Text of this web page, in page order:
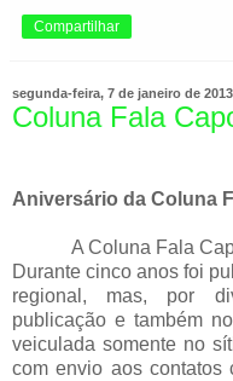
Compartilhar
segunda-feira, 7 de janeiro de 2013
Coluna Fala
Aniversário da Coluna
A Coluna Fala
Durante cinco anos foi
regional, mas, por
publicação e também
veiculada somente no
com envio aos contatos